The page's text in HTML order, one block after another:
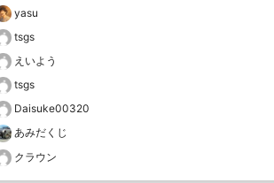
yasu
tsgs
えいよう
tsgs
Daisuke00320
あみだくじ
クラウン